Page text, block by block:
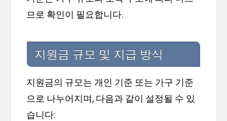
므로 확인이 필요합니다.
지원금 규모 및 지급 방식
지원금의 규모는 개인 기준 또는 가구 기준
으로 나누어지며, 다음과 같이 설정될 수 있
습니다: